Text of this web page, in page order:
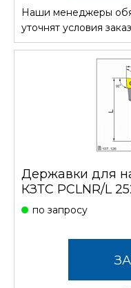
Наши менеджеры
уточнят условия
Державки для
КЗТС PCLNR/L
по запросу